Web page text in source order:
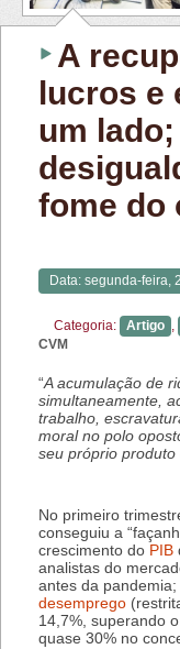
A
lucros e
um
fome do
Data: segunda-feira,
Categoria: Artigo ,
CVM
“A acumulação de
simultaneamente,
trabalho,
moral no polo
seu próprio produto
No primeiro
conseguiu a
crescimento do PIB
analistas do
antes da
desemprego
14,7%, superando
quase 30% no